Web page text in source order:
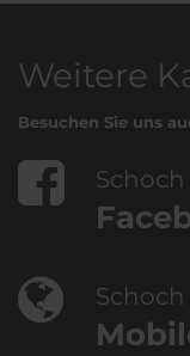
Weitere
Besuchen Sie uns